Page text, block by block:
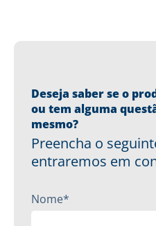
Deseja saber se o
ou tem alguma
mesmo?
Preencha o
entraremos em
Nome*